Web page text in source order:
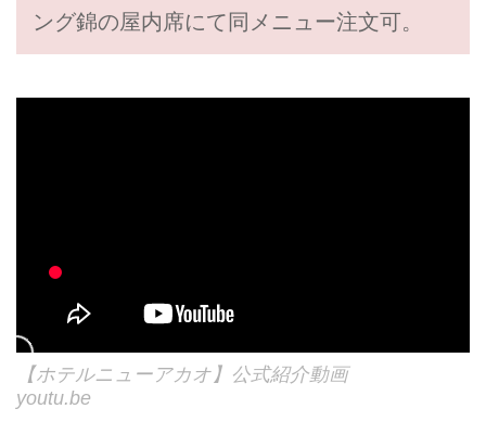
ング錦の屋内席にて同メニュー注文可。
【ホテルニューアカオ】公式紹介動画
youtu.be